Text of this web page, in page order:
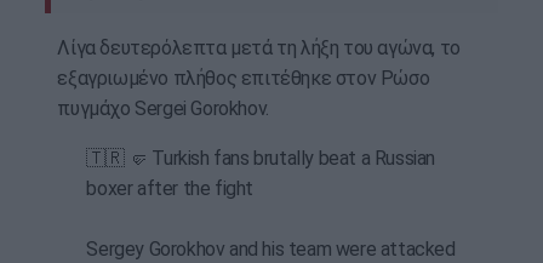
Λίγα δευτερόλεπτα μετά τη λήξη του αγώνα, το
εξαγριωμένο πλήθος επιτέθηκε στον Ρώσο
πυγμάχο Sergei Gorokhov.
🇹🇷 🤛 Turkish fans brutally beat a Russian
boxer after the fight
Sergey Gorokhov and his team were attacked